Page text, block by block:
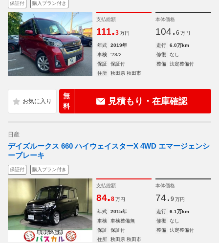
保証付 購入プラン付き
支払総額
111.3 万円
本体価格
104. 6 万円
年式 2019年 走行
6.0万km
車検
'28/2 修復
なし
保証
保証付 整備
法定整備付
住所
秋田県 秋田市
無
料
見積もり・在庫確認
日産
デイズルークス 660 ハイウェイスターX 4WD エマージェンシ
ーブレーキ
保証付 購入プラン付き
支払総額
84.8 万円
本体価格
74. 9 万円
年式 2015年 走行
6.1万km
車検
車検整備無 修復
なし
保証
保証付 整備
法定整備付
住所
秋田県 秋田市